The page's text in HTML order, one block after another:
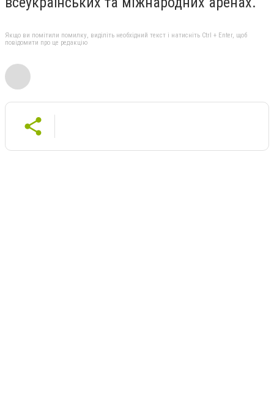
Якщо ви помітили помилку, виділіть необхідний текст і натисніть Ctrl + Enter, щоб
повідомити про це редакцію